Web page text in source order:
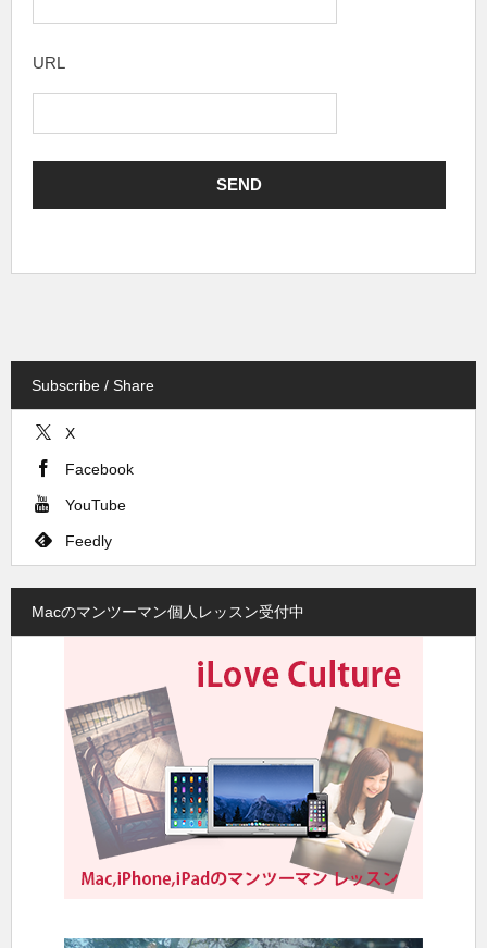
URL
Subscribe / Share
X
Facebook
YouTube
Feedly
Macのマンツーマン個人レッスン受付中